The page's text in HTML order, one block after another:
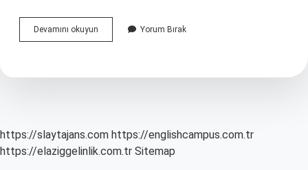
Devamını okuyun
Erkek
Yorum Bırak
https://slaytajans.com https://englishcampus.com.tr
https://elaziggelinlik.com.tr Sitemap